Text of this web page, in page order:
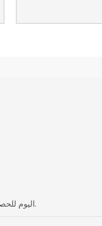
اتصل بـ Fullbright اليوم للحصول على حل تعبئة مفصل.